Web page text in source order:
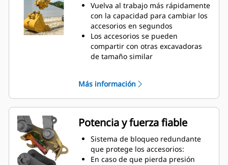
Vuelva al trabajo más rápidamente
con la capacidad para cambiar los
accesorios en segundos
Los accesorios se pueden
compartir con otras excavadoras
de tamaño similar
cargas útiles, por lo que no tendrá
que sacrificar el tamaño del
cucharón
Realice más tareas con el equipo.
La versatilidad adicional le permite
cambiar fácilmente entre
excavación, nivelación,
manipulación de materiales,
Más información
Potencia y fuerza fiable
Sistema de bloqueo redundante
que protege los accesorios:
En caso de que pierda presión